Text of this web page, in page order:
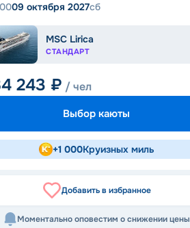
09 октября 2027сб
MSC Lirica
СТАНДАРТ
243 ₽ / чел
Выбор каюты
+1 000Круизных миль
Добавить в избранное
Моментально оповестим о снижении цены